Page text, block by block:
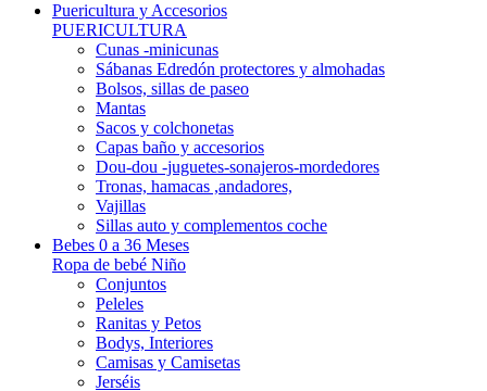
Puericultura y Accesorios
PUERICULTURA
Cunas -minicunas
Sábanas Edredón protectores y almohadas
Bolsos, sillas de paseo
Mantas
Sacos y colchonetas
Capas baño y accesorios
Dou-dou -juguetes-sonajeros-mordedores
Tronas, hamacas ,andadores,
Vajillas
Sillas auto y complementos coche
Bebes 0 a 36 Meses
Ropa de bebé Niño
Conjuntos
Peleles
Ranitas y Petos
Bodys, Interiores
Camisas y Camisetas
Jerséis